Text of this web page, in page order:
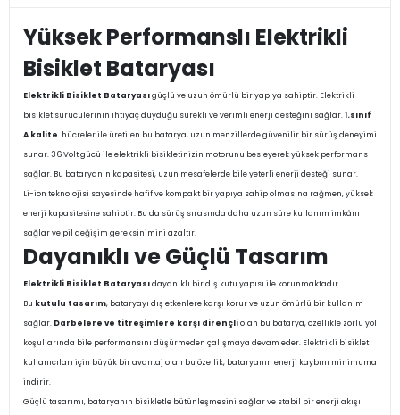
Yüksek Performanslı Elektrikli
Bisiklet Bataryası
Elektrikli Bisiklet Bataryasıgüçlü ve uzun ömürlü bir yapıya sahiptir. Elektrikli
bisiklet sürücülerinin ihtiyaç duyduğu sürekli ve verimli enerji desteğini sağlar.1.sınıf
A kalite hücreler ile üretilen bu batarya, uzun menzillerde güvenilir bir sürüş deneyimi
sunar. 36 Volt gücü ile elektrikli bisikletinizin motorunu besleyerek yüksek performans
sağlar. Bu bataryanın kapasitesi, uzun mesafelerde bile yeterli enerji desteği sunar.
Li-ion teknolojisi sayesinde hafif ve kompakt bir yapıya sahip olmasına rağmen, yüksek
enerji kapasitesine sahiptir. Bu da sürüş sırasında daha uzun süre kullanım imkânı
sağlar ve pil değişim gereksinimini azaltır.
Dayanıklı ve Güçlü Tasarım
Elektrikli Bisiklet Bataryasıdayanıklı bir dış kutu yapısı ile korunmaktadır.
Bu kutulu tasarım, bataryayı dış etkenlere karşı korur ve uzun ömürlü bir kullanım
sağlar. Darbelere ve titreşimlere karşı dirençliolan bu batarya, özellikle zorlu yol
koşullarında bile performansını düşürmeden çalışmaya devam eder. Elektrikli bisiklet
kullanıcıları için büyük bir avantaj olan bu özellik, bataryanın enerji kaybını minimuma
indirir.
Güçlü tasarımı, bataryanın bisikletle bütünleşmesini sağlar ve stabil bir enerji akışı